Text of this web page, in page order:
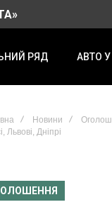
РЯД АВТО У
Новини
Львові, Дніпрі